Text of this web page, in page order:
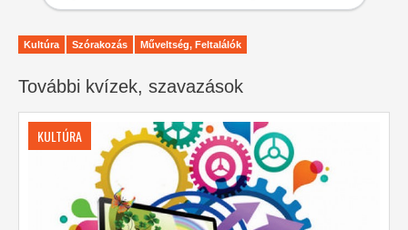
Kultúra Szórakozás Műveltség, Feltalálók
További kvízek, szavazások
KULTÚRA